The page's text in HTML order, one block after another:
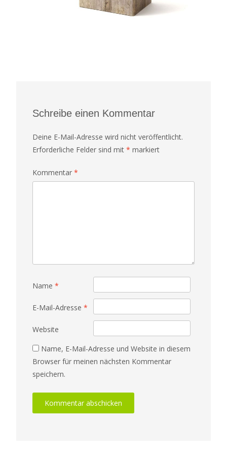
Schreibe einen Kommentar
Deine E-Mail-Adresse wird nicht veröffentlicht.
Erforderliche Felder sind mit * markiert
Kommentar *
Name *
E-Mail-Adresse *
Website
Name, E-Mail-Adresse und Website in diesem
Browser für meinen nächsten Kommentar
speichern.